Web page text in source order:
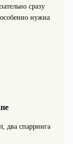
сразу
нужна
два спарринга